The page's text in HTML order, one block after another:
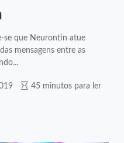
se que Neurontin atue
mensagens entre as
45 minutos para ler